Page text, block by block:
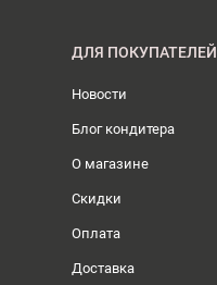
ДЛЯ ПОКУПАТЕЛЕЙ
Новости
Блог кондитера
О магазине
Скидки
Оплата
Доставка